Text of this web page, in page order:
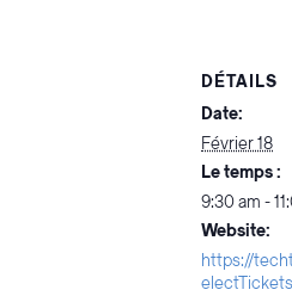
DÉTAILS
Date:
Février 18
Le temps :
9:30 am -
Website:
https://